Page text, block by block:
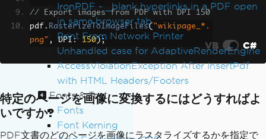
IronPDF - _blank hyperlinks in a PDF open
in same browser tab
Print From Network Printer
Unhandled case for AdaptiveRenderEngine
AccessViolationException After InsertPdf
with HTML Headers/Footers
Fonts & Text
Fonts
Font Kerning
// Export images from PDF with DPI 150
pdf . RasterizeToImageFiles( "wikipage_*.
png" , DPI : 150); VB C#
特定のページを画像に変換するにはどうすればよ
いですか?
PDF文書のどのページを画像にラスタライズするかを指定で